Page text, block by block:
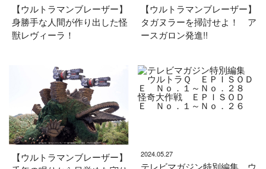
【ウルトラマンブレーザー】
身勝手な人間が作り出した怪
獣レヴィーラ！
【ウルトラマンブレーザー】
タガヌラーを掃討せよ！ ア
ースガロン発進!!
【ウルトラマンブレーザー】
2024.05.27
テレビマガジン特別編集 ウ